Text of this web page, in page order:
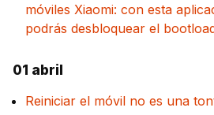
móviles Xiaomi: con esta
podrás desbloquear el
01 abril
Reiniciar el móvil no es una